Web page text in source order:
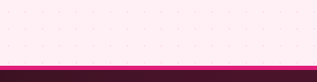
症状・内容から